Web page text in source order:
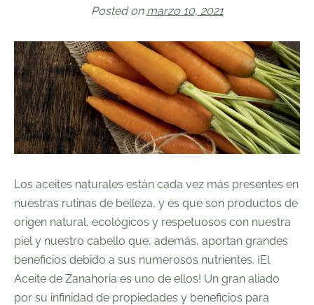
Posted on marzo 10, 2021
Los aceites naturales están cada vez más presentes en
nuestras rutinas de belleza, y es que son productos de
origen natural, ecológicos y respetuosos con nuestra
piel y nuestro cabello que, además, aportan grandes
beneficios debido a sus numerosos nutrientes. ¡El
Aceite de Zanahoria es uno de ellos! Un gran aliado
por su infinidad de propiedades y beneficios para